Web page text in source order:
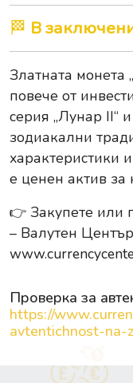
🏁 В
Златната монета
повече от
серия „Лунар II“
зодиакални
характеристики
е ценен актив за
👉 Закупете или
– Валутен
Проверка за
https://
avtentichnost-na-